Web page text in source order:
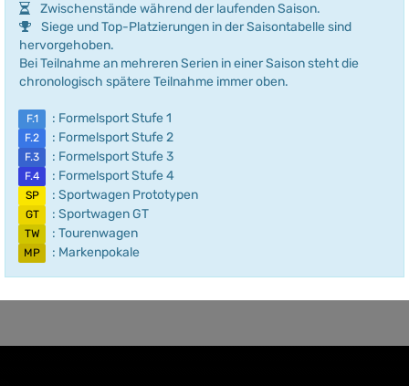
Zwischenstände während der laufenden Saison.
Siege und Top-Platzierungen in der Saisontabelle sind
hervorgehoben.
Bei Teilnahme an mehreren Serien in einer Saison steht die
chronologisch spätere Teilnahme immer oben.
F.1 : Formelsport Stufe 1
F.2 : Formelsport Stufe 2
F.3 : Formelsport Stufe 3
F.4 : Formelsport Stufe 4
SP : Sportwagen Prototypen
GT : Sportwagen GT
TW : Tourenwagen
MP : Markenpokale